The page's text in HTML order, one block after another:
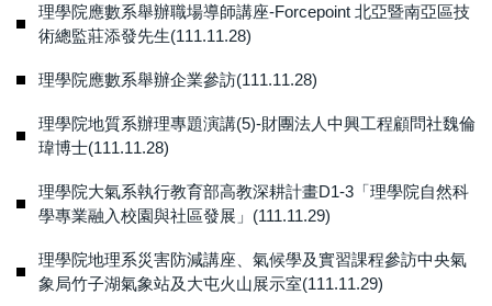
理學院應數系舉辦職場導師講座-Forcepoint 北亞暨南亞區技
術總監莊添發先生(111.11.28)
理學院應數系舉辦企業參訪(111.11.28)
理學院地質系辦理專題演講(5)-財團法人中興工程顧問社魏倫
瑋博士(111.11.28)
理學院大氣系執行教育部高教深耕計畫D1-3「理學院自然科
學專業融入校園與社區發展」(111.11.29)
理學院地理系災害防減講座、氣候學及實習課程參訪中央氣
象局竹子湖氣象站及大屯火山展示室(111.11.29)